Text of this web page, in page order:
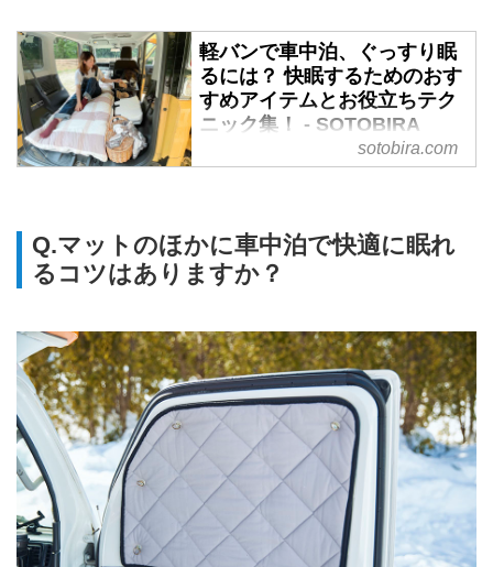
軽バンで車中泊、ぐっすり眠
るには？ 快眠するためのおす
すめアイテムとお役立ちテク
ニック集！ - SOTOBIRA
【概要】軽バンで車中泊を楽しむ
ックなど。
sotobira.com
Q.マットのほかに車中泊で快適に眠れ
るコツはありますか？